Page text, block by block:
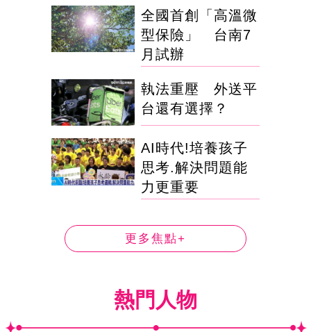
全國首創「高溫微
型保險」 台南7
月試辦
執法重壓 外送平
台還有選擇？
AI時代!培養孩子
思考.解決問題能
力更重要
更多焦點+
熱門人物